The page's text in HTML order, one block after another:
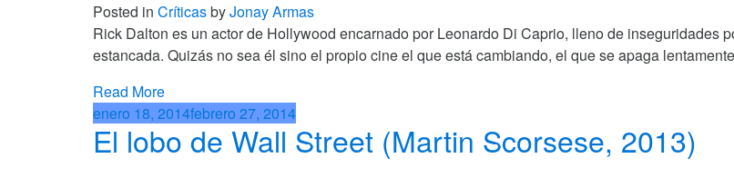
Posted in CríticasbyJonay Armas
Rick Dalton es un actor de Hollywood encarnado por Leonardo Di Caprio, lleno de inseguridades
estancada. Quizás no sea él sino el propio cine el que está cambiando, el que se apaga
Read More
enero 18, 2014febrero 27, 2014
El lobo de Wall Street (Martin Scorsese, 2013)